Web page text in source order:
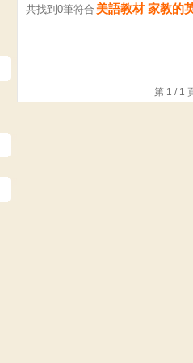
共找到0筆符合 美語教材 家教的
第 1 /